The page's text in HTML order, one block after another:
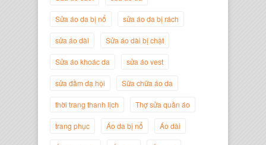
Nguyễn
Sửa áo da bị nổ sửa áo da bị rách
sửa áo dài Sửa áo dài bị chật
Sửa áo khoác da sửa áo vest
sửa đầm dạ hội Sữa chữa áo da
thời trang thanh lịch Thợ sửa quần áo
trang phục Áo da bị nổ Áo dài